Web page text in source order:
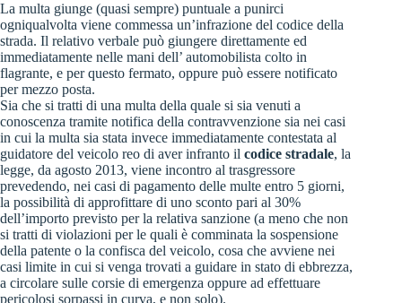
La multa giunge (quasi sempre) puntuale a punirci
ogniqualvolta viene commessa un’infrazione del codice della
strada. Il relativo verbale può giungere direttamente ed
immediatamente nelle mani dell’ automobilista colto in
flagrante, e per questo fermato, oppure può essere notificato
per mezzo posta.
Sia che si tratti di una multa della quale si sia venuti a
conoscenza tramite notifica della contravvenzione sia nei casi
in cui la multa sia stata invece immediatamente contestata al
guidatore del veicolo reo di aver infranto il codice stradale, la
legge, da agosto 2013, viene incontro al trasgressore
prevedendo, nei casi di pagamento delle multe entro 5 giorni,
la possibilità di approfittare di uno sconto pari al 30%
dell’importo previsto per la relativa sanzione (a meno che non
si tratti di violazioni per le quali è comminata la sospensione
della patente o la confisca del veicolo, cosa che avviene nei
casi limite in cui si venga trovati a guidare in stato di ebbrezza,
a circolare sulle corsie di emergenza oppure ad effettuare
pericolosi sorpassi in curva, e non solo).